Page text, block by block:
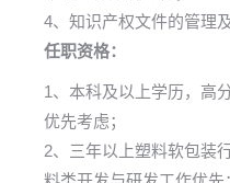
4、知识产权文件的管理
任职资格：
1、本科及以上学历，高
优先考虑；
2、三年以上塑料软包装